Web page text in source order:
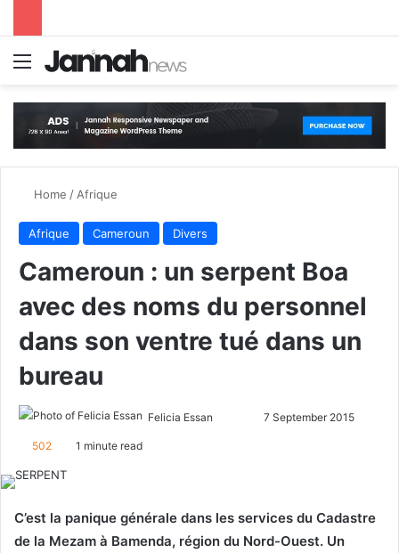
Menu
Home / Afrique
Afrique Cameroun Divers
Cameroun : un serpent Boa
avec des noms du personnel
dans son ventre tué dans un
bureau
Felicia Essan
w
o
n
e
7 September 2015
502 1 minute read
C’est la panique générale dans les services du Cadastre
de la Mezam à Bamenda, région du Nord-Ouest. Un